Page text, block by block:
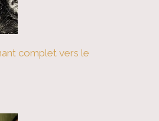
complet vers le